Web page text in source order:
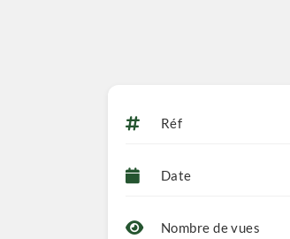
Réf
Date
Nombre de vues